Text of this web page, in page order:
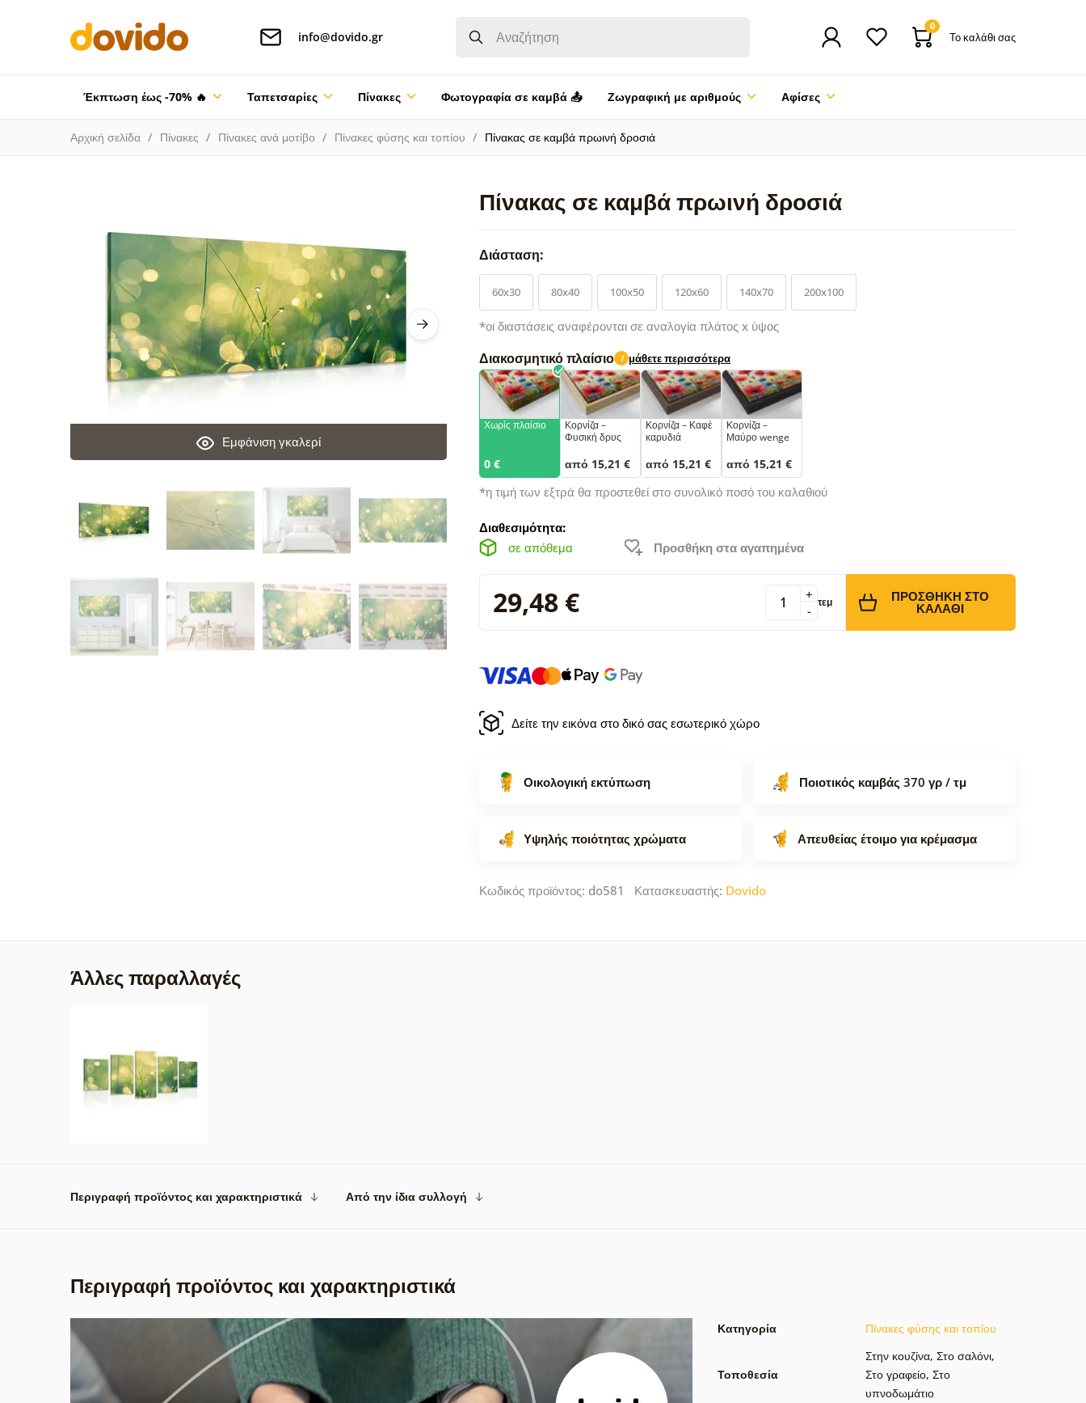
info@dovido.gr
0
Το καλάθι σας
Έκπτωση έως -70% 🔥 Ταπετσαρίες Πίνακες Φωτογραφία σε καμβά 📤 Ζωγραφική με αριθμούς Αφίσες
Αρχική σελίδα Πίνακες Πίνακες ανά μοτίβο Πίνακες φύσης και τοπίου Πίνακας σε καμβά πρωινή δροσιά
Πίνακας σε καμβά πρωινή δροσιά
Εμφάνιση γκαλερί
Διάσταση:
60x30 80x40 100x50 120x60 140x70 200x100
*οι διαστάσεις αναφέρονται σε αναλογία πλάτος x ύψος
Διακοσμητικό πλαίσιο i μάθετε περισσότερα
Χωρίς πλαίσιο
0 €
Κορνίζα –
Φυσική δρυς
από 15,21 €
Κορνίζα – Καφέ
καρυδιά
από 15,21 €
Κορνίζα –
Μαύρο wenge
από 15,21 €
*η τιμή των εξτρά θα προστεθεί στο συνολικό ποσό του καλαθιού
Διαθεσιμότητα:
σε απόθεμα
Προσθήκη στα αγαπημένα
29,48 € -
+ τεμ ΠΡΟΣΘΉΚΗ ΣΤΟ
ΚΑΛΆΘΙ
Δείτε την εικόνα στο δικό σας εσωτερικό χώρο
Οικολογική εκτύπωση Ποιοτικός καμβάς 370 γρ / τμ
Υψηλής ποιότητας χρώματα Απευθείας έτοιμο για κρέμασμα
Κωδικός προϊόντος: do581 Κατασκευαστής: Dovido
Άλλες παραλλαγές
Περιγραφή προϊόντος και χαρακτηριστικά Από την ίδια συλλογή
Περιγραφή προϊόντος και χαρακτηριστικά
Κατηγορία Πίνακες φύσης και τοπίου
Τοποθεσία
Στην κουζίνα, Στο σαλόνι,
Στο γραφείο, Στο
υπνοδωμάτιο